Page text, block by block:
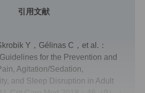
引用文献
Y，Gélinas C，et al.：
for the Prevention and
Agitation/Sedation,
and Sleep Disruption in Adult